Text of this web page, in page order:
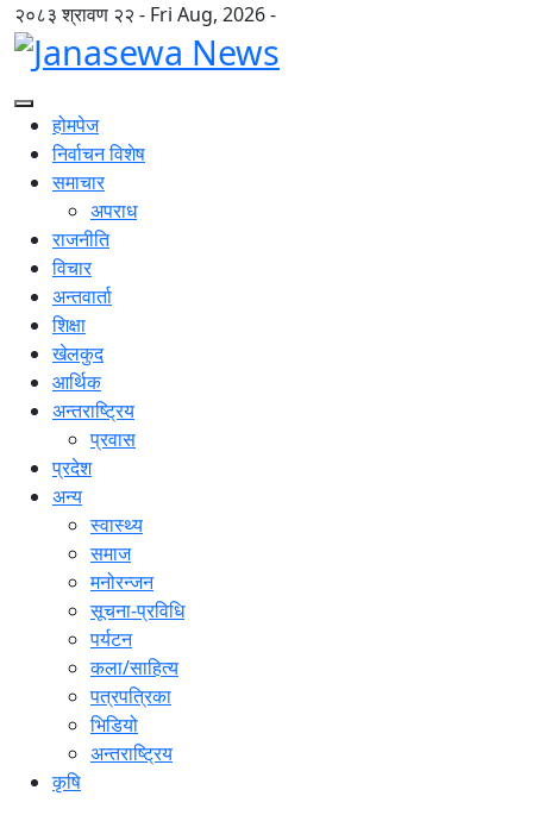
२०८३ श्रावण २२ - Fri Aug, 2026 -
होमपेज
निर्वाचन विशेष
समाचार
अपराध
राजनीति
विचार
अन्तवार्ता
शिक्षा
खेलकुद
आर्थिक
अन्तराष्ट्रिय
प्रवास
प्रदेश
अन्य
स्वास्थ्य
समाज
मनोरन्जन
सूचना-प्रविधि
पर्यटन
कला/साहित्य
पत्रपत्रिका
भिडियो
अन्तराष्ट्रिय
कृषि